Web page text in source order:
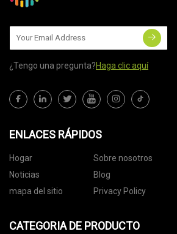
¿Tengo una pregunta?Haga clic aquí
ENLACES RÁPIDOS
Hogar Sobre nosotros
Noticias
Blog
mapa del sitio
Privacy Policy
CATEGORIA DE PRODUCTO